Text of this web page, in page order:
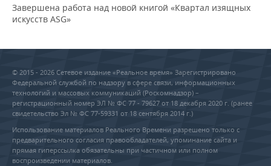
Завершена работа над новой книгой «Квартал изящных
искусств ASG»
© 2015 - 2026 Сетевое издание «Реальное время» Зарегистрировано
Федеральной службой по надзору в сфере связи, информационных
технологий и массовых коммуникаций (Роскомнадзор) –
регистрационный номер ЭЛ № ФС 77 - 79627 от 18 декабря 2020 г. (ранее
свидетельство Эл № ФС 77-59331 от 18 сентября 2014 г.)
Использование материалов Реального Времени разрешено только с
предварительного согласия правообладателей, упоминание сайта и
прямая гиперссылка обязательны при частичном или полном
воспроизведении материалов.